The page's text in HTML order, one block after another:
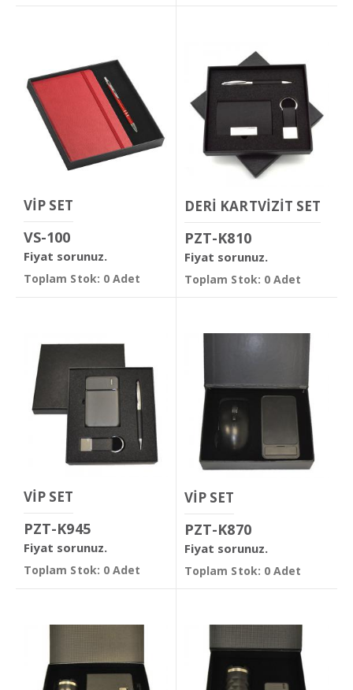
VİP SET
VS-100
Fiyat sorunuz.
Toplam Stok: 0 Adet
DERİ KARTVİZİT SET
PZT-K810
Fiyat sorunuz.
Toplam Stok: 0 Adet
VİP SET
PZT-K945
Fiyat sorunuz.
Toplam Stok: 0 Adet
VİP SET
PZT-K870
Fiyat sorunuz.
Toplam Stok: 0 Adet